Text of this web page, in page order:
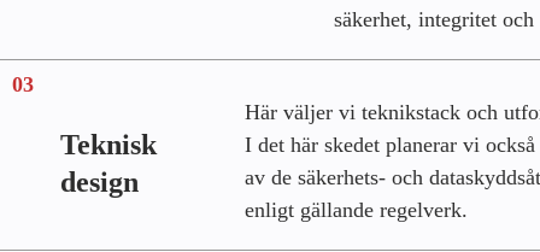
säkerhet, integritet
03
Teknisk
design
Här väljer vi teknikstack och
I det här skedet planerar vi
av de säkerhets- och
enligt gällande regelverk.